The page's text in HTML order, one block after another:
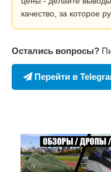
качество, за которое
Остались вопросы?
Перейти в